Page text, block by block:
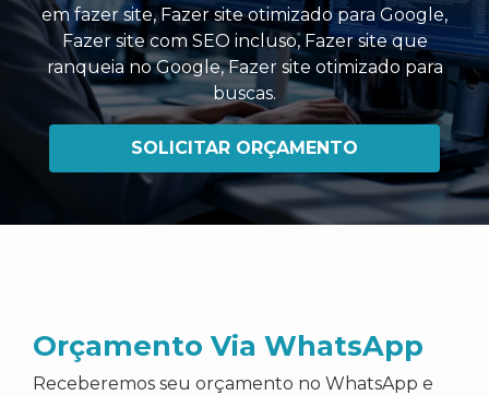
em fazer site,Fazer site otimizado para Google,
Fazer site com SEO incluso, Fazer site que
ranqueia no Google,Fazer site otimizado para
buscas.
SOLICITAR ORÇAMENTO
Orçamento Via WhatsApp
Receberemos seu orçamento no WhatsApp e